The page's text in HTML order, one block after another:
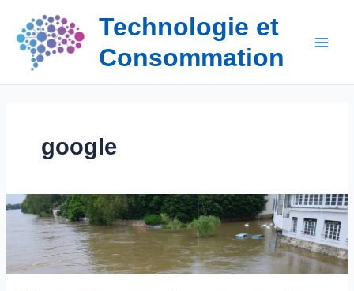
contenu
Technologie et
Consommation
google